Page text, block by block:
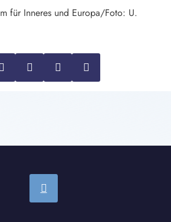
für Inneres und Europa/Foto: U.